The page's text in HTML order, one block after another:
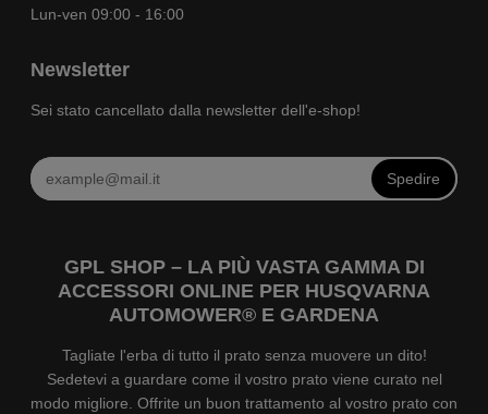
Lun-ven 09:00 - 16:00
Newsletter
Sei stato cancellato dalla newsletter dell'e-shop!
Spedire
GPL SHOP – LA PIÙ VASTA GAMMA DI
ACCESSORI ONLINE PER HUSQVARNA
AUTOMOWER® E GARDENA
Tagliate l'erba di tutto il prato senza muovere un dito!
Sedetevi a guardare come il vostro prato viene curato nel
modo migliore. Offrite un buon trattamento al vostro prato con